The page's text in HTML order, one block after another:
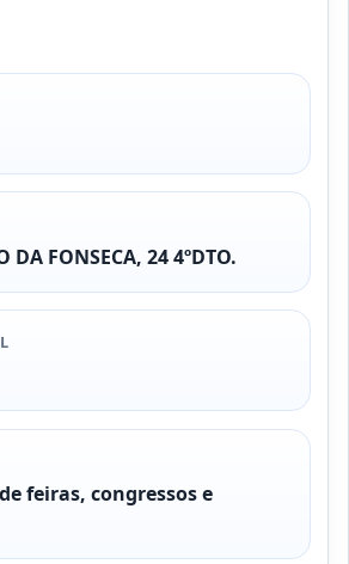
DA FONSECA, 24 4ºDTO.
feiras, congressos e